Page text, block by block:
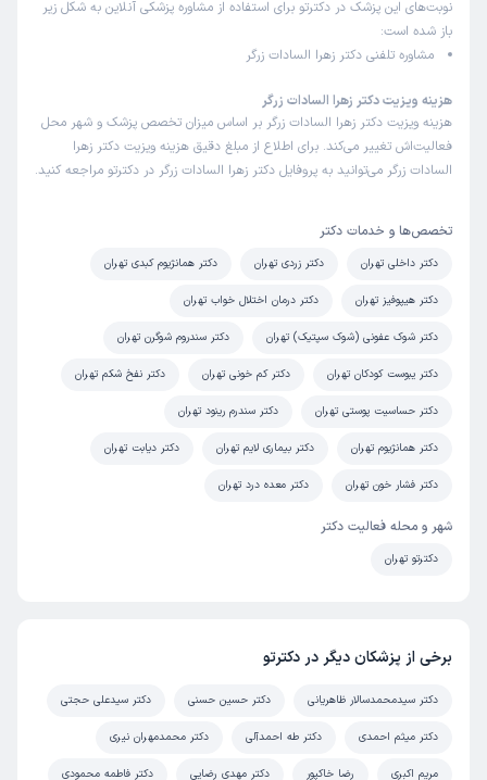
نوبت‌های این پزشک در دکترتو برای استفاده از مشاوره پزشکی آنلاین به شکل زیر
باز شده است:
مشاوره تلفنی دکتر زهرا السادات زرگر
هزینه ویزیت دکتر زهرا السادات زرگر
هزینه ویزیت دکتر زهرا السادات زرگر بر اساس میزان تخصص پزشک و شهر محل
فعالیت‌اش تغییر می‌کند. برای اطلاع از مبلغ دقیق هزینه ویزیت دکتر زهرا
السادات زرگر می‌توانید به پروفایل دکتر زهرا السادات زرگر در دکترتو مراجعه کنید.
تخصص‌ها و خدمات دکتر
دکتر داخلی تهران دکتر زردی تهران دکتر همانژیوم کبدی تهران
دکتر هیپوفیز تهران دکتر درمان اختلال خواب تهران
دکتر شوک عفونی (شوک سپتیک) تهران دکتر سندروم شوگرن تهران
دکتر یبوست کودکان تهران دکتر کم خونی تهران دکتر نفخ شکم تهران
دکتر حساسیت پوستی تهران دکتر سندرم رینود تهران
دکتر همانژیوم تهران دکتر بیماری لایم تهران دکتر دیابت تهران
دکتر فشار خون تهران دکتر معده درد تهران
شهر و محله فعالیت دکتر
دکترتو تهران
برخی از پزشکان دیگر در دکترتو
دکتر سیدمحمدسالار ظاهریانی دکتر حسین حسنی دکتر سیدعلی حجتی
دکتر میثم احمدی دکتر طه احمدآلی دکتر محمدمهران نیری
مریم اکبری رضا خاکپور دکتر مهدی رضایی دکتر فاطمه محمودی